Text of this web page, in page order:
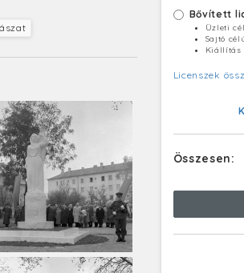
Bővített
Üzleti
Sajtó
Kiállítás
Licenszek
Összesen: